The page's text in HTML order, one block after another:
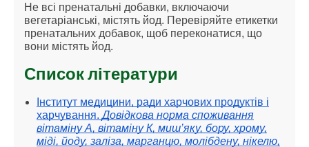
Не всі пренатальні добавки, включаючи
вегетаріанські, містять йод. Перевіряйте етикетки
пренатальних добавок, щоб переконатися, що
вони містять йод.
Список літератури
Інститут медицини, ради харчових продуктів і
харчування.Довідкова норма споживання
вітаміну А, вітаміну К, миш’яку, бору, хрому,
міді, йоду, заліза, марганцю, молібдену, нікелю,